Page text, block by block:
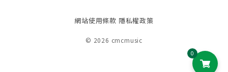
網站使用條款 隱私權政策
© 2026 cmcmusic
0